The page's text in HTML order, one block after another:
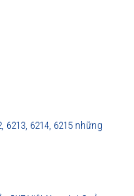
6213, 6214, 6215 những